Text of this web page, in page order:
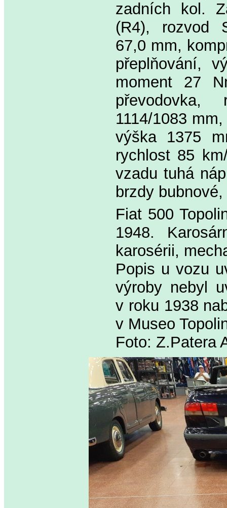
zadních kol.
(R4), rozvod
67,0 mm,
přeplňování,
moment 27
1114/1083
výška 1375
rychlost 85
vzadu tuhá
brzdy
Fiat 500
1948.
karosérii,
Popis u vozu
výroby nebyl
v roku 1938
v Museo
Foto: Z.Patera